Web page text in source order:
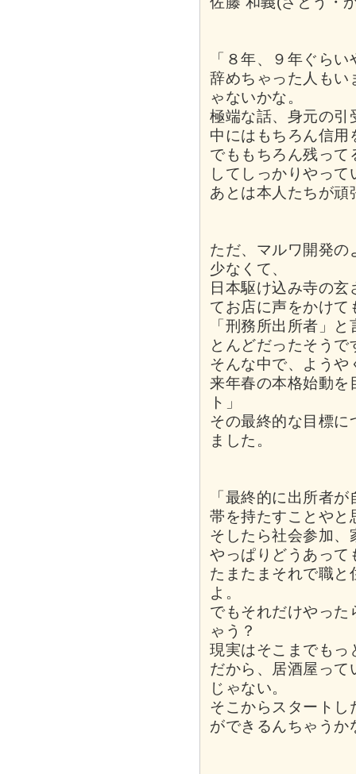
「８年、９年ぐら
辞めちゃった人もい
ゃないかな。
極端な話、身元の引
中にはもちろん信用
でももちろん残って
してしっかりやって
あとは本人たちが頑
ただ、マルワ開発の
少なくて、
日本駆け込み寺の
てお店に声をかけて
「刑務所出所者」
とんどだったそうで
そんな中で、ようや
来年春の本格始動を
ト」
その最終的な目標に
ました。
「最終的に出所者
帯を持たすことやと
そしたら社会参加、
やっぱりどうあって
たまたまそれで職と
よ。
でもそれだけやった
ゃう？
現実はそこまでもっ
だから、居酒屋って
じゃない。
そこからスタートし
ができるんちゃうか